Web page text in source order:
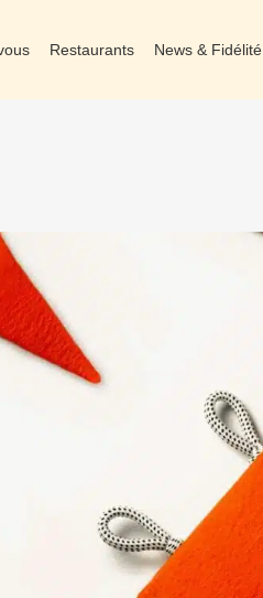
Restaurants News & Fidélité